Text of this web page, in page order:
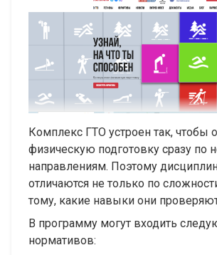
Комплекс ГТО устроен так, чтобы
физическую подготовку сразу по
направлениям. Поэтому
отличаются не только по
тому, какие навыки они
В программу могут входить
нормативов: